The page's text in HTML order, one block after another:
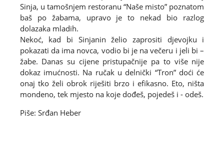
Sinja, u tamošnjem restoranu “Naše misto” poznatom
baš po žabama, upravo je to nekad bio razlog
dolazaka mladih.
Nekoć, kad bi Sinjanin želio zaprositi djevojku i
pokazati da ima novca, vodio bi je na večeru i jeli bi –
žabe. Danas su cijene pristupačnije pa to više nije
dokaz imućnosti. Na ručak u delnički “Tron” doći će
onaj tko želi obrok riješiti brzo i efikasno. Eto, ništa
mondeno, tek mjesto na koje dođeš, pojedeš i - odeš.
Piše: Srđan Heber